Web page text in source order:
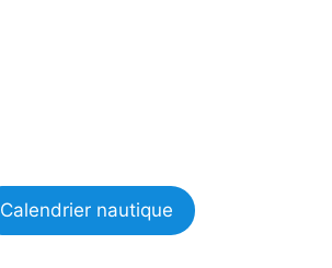
Calendrier nautique